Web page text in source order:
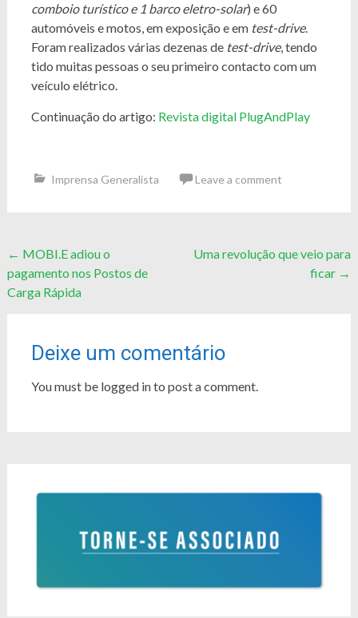
comboio turístico e 1 barco eletro-solar) e 60
automóveis e motos, em exposição e em test-drive.
Foram realizados várias dezenas de test-drive, tendo
tido muitas pessoas o seu primeiro contacto com um
veículo elétrico.
Continuação do artigo: Revista digital PlugAndPlay
Imprensa Generalista Leave a comment
Post
navigation
← MOBI.E adiou o
pagamento nos Postos de
Carga Rápida
Uma revolução que veio para
ficar →
Deixe um comentário
You must be logged in to post a comment.